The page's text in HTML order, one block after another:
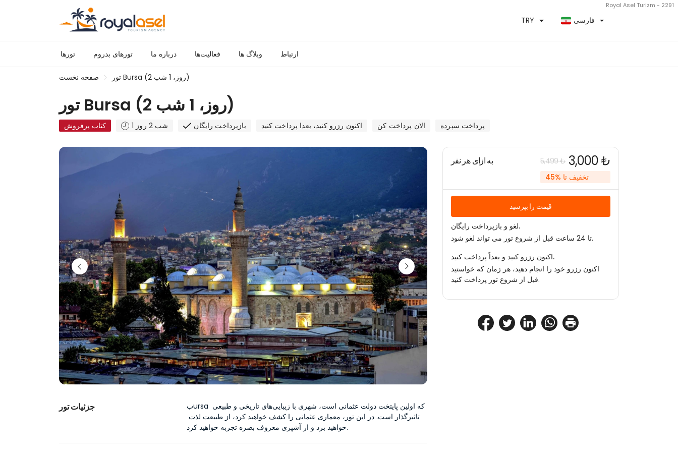
Royal Asel Turizm - 2291
TRY فارسی
تورها تورهای بدروم درباره ما فعالیت‌ها وبلاگ ها ارتباط
صفحه نخست تور Bursa (2 روز، 1 شب)
تور Bursa (2 روز، 1 شب)
کتاب پرفروش 1 شب 2 روز بازپرداخت رایگان اکنون رزرو کنید، بعدا پرداخت کنید الان پرداخت کن پرداخت سپرده
جزئیات تور
بursa که اولین پایتخت دولت عثمانی است، شهری با زیبایی‌های تاریخی و طبیعی
خواهید برد و از آشپزی معروف بصره تجربه خواهید کرد.
به ازای هر نفر 5,499 ₺ 3,000 ₺
تخفیف تا %45
قیمت را بپرسید
لغو و بازپرداخت رایگان.
تا 24 ساعت قبل از شروع تور می تواند لغو شود.
اکنون رزرو کنید و بعداً پرداخت کنید.
اکنون رزرو خود را انجام دهید، هر زمان که خواستید
قبل از شروع تور پرداخت کنید.